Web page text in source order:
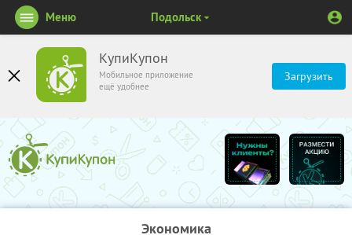
КупиКупон
Мобильное приложение
ещё удобнее
Загрузить
Меню Подольск
Экономика